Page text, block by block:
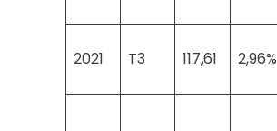
2021 T3 117,61 2,96%